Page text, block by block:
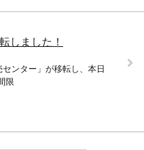
しました！
ンター」が移転し、本日
限